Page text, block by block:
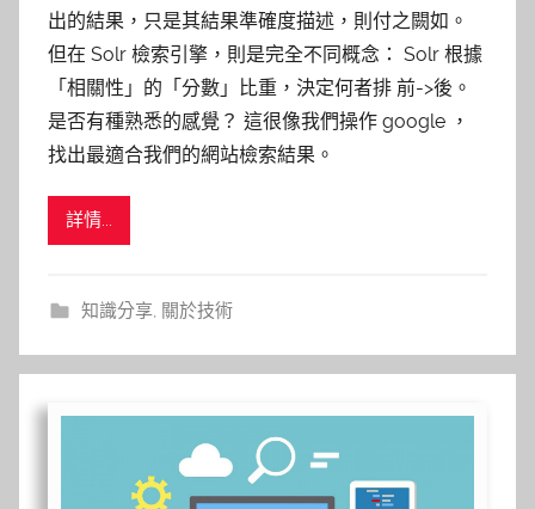
出的結果，只是其結果準確度描述，則付之闕如。
但在 Solr 檢索引擎，則是完全不同概念： Solr 根據
「相關性」的「分數」比重，決定何者排 前->後。
是否有種熟悉的感覺？ 這很像我們操作 google ，
找出最適合我們的網站檢索結果。
詳情...
知識分享, 關於技術